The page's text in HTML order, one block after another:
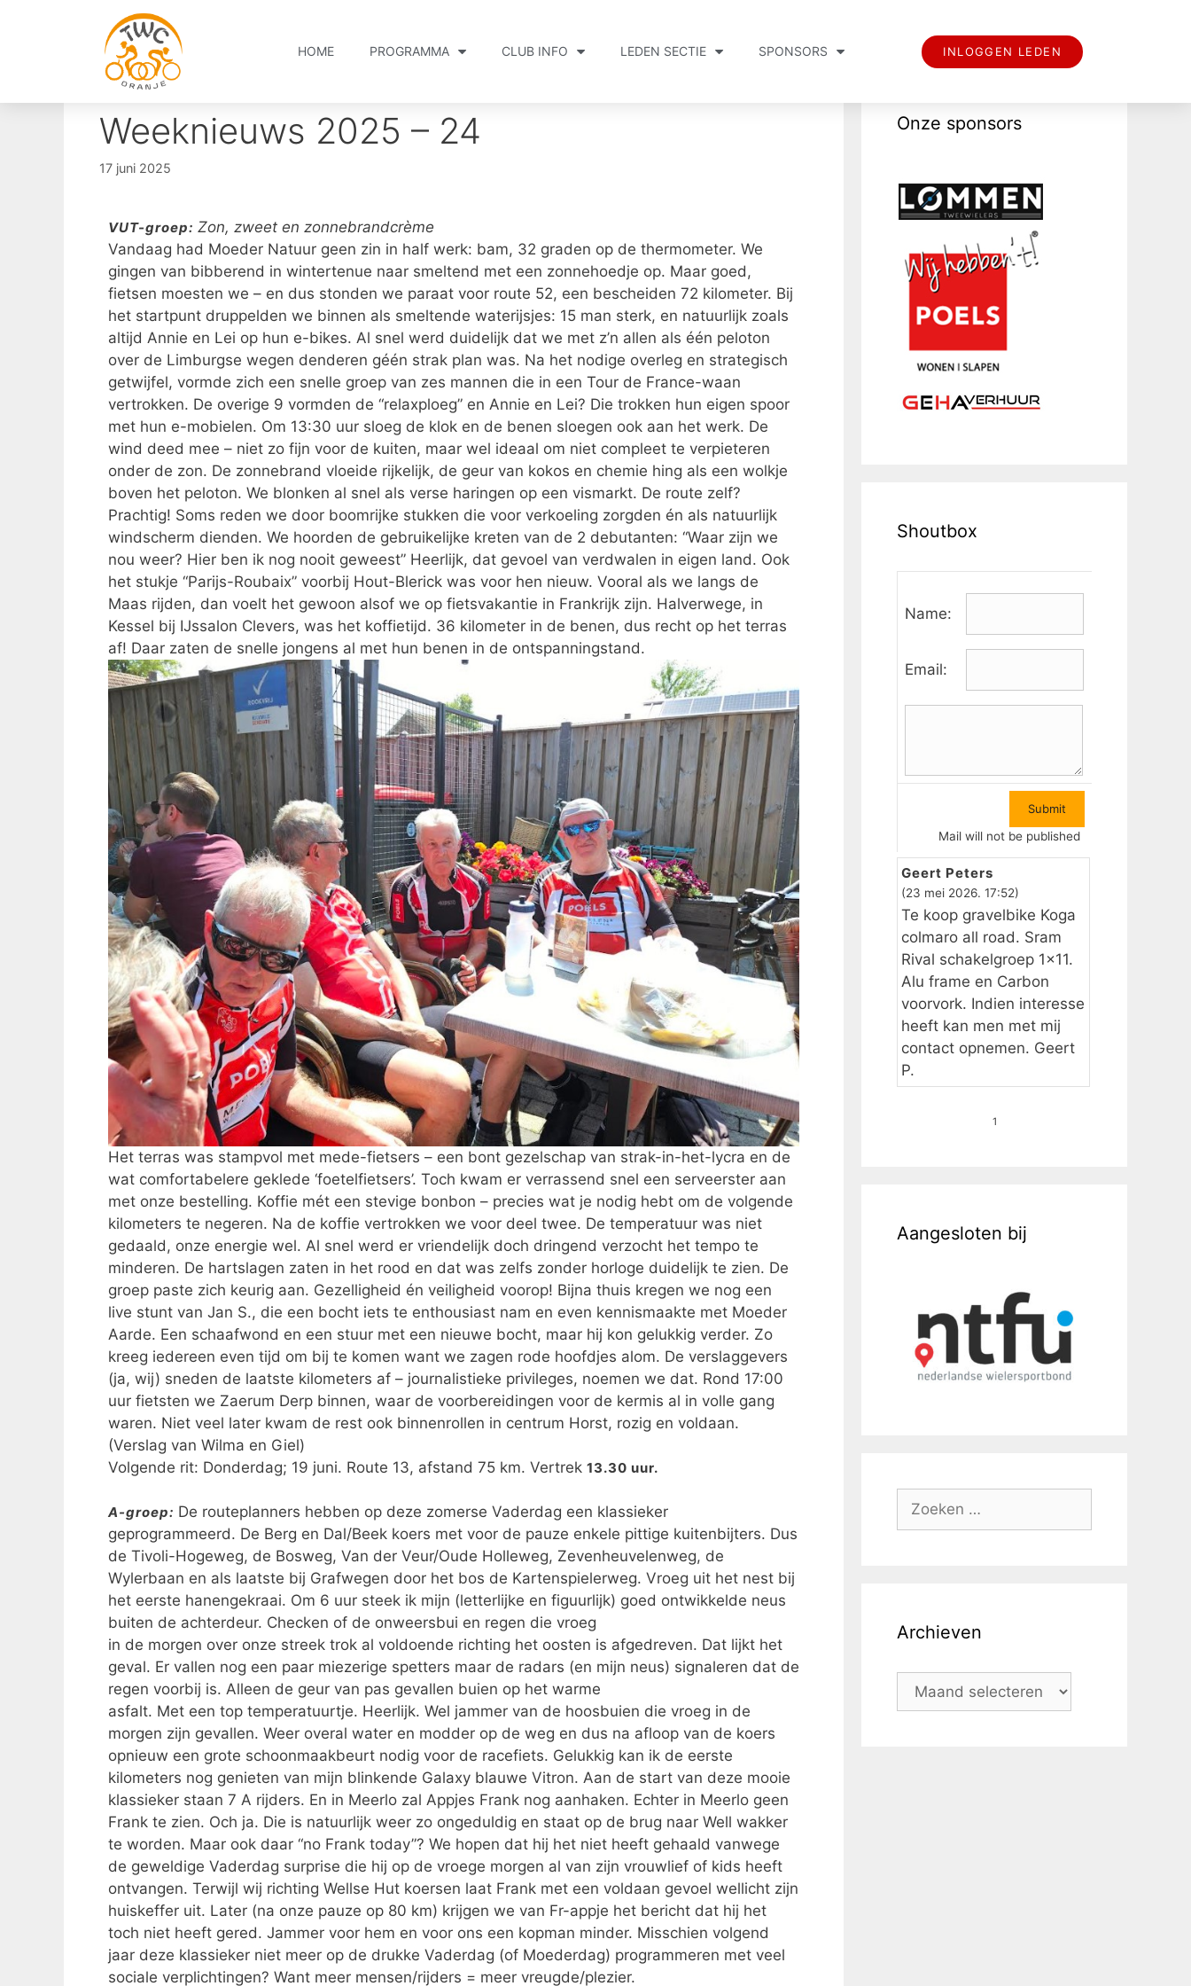
HOME PROGRAMMA CLUB INFO LEDEN SECTIE SPONSORS INLOGGEN LEDEN
Weeknieuws 2025 – 24
17 juni 2025
VUT-groep: Zon, zweet en zonnebrandcrème
Vandaag had Moeder Natuur geen zin in half werk: bam, 32 graden op de thermometer. We
gingen van bibberend in wintertenue naar smeltend met een zonnehoedje op. Maar goed,
fietsen moesten we – en dus stonden we paraat voor route 52, een bescheiden 72 kilometer. Bij
het startpunt druppelden we binnen als smeltende waterijsjes: 15 man sterk, en natuurlijk zoals
altijd Annie en Lei op hun e-bikes. Al snel werd duidelijk dat we met z’n allen als één peloton
over de Limburgse wegen denderen géén strak plan was. Na het nodige overleg en strategisch
getwijfel, vormde zich een snelle groep van zes mannen die in een Tour de France-waan
vertrokken. De overige 9 vormden de “relaxploeg” en Annie en Lei? Die trokken hun eigen spoor
met hun e-mobielen. Om 13:30 uur sloeg de klok en de benen sloegen ook aan het werk. De
wind deed mee – niet zo fijn voor de kuiten, maar wel ideaal om niet compleet te verpieteren
onder de zon. De zonnebrand vloeide rijkelijk, de geur van kokos en chemie hing als een wolkje
boven het peloton. We blonken al snel als verse haringen op een vismarkt. De route zelf?
Prachtig! Soms reden we door boomrijke stukken die voor verkoeling zorgden én als natuurlijk
windscherm dienden. We hoorden de gebruikelijke kreten van de 2 debutanten: “Waar zijn we
nou weer? Hier ben ik nog nooit geweest” Heerlijk, dat gevoel van verdwalen in eigen land. Ook
het stukje “Parijs-Roubaix” voorbij Hout-Blerick was voor hen nieuw. Vooral als we langs de
Maas rijden, dan voelt het gewoon alsof we op fietsvakantie in Frankrijk zijn. Halverwege, in
Kessel bij IJssalon Clevers, was het koffietijd. 36 kilometer in de benen, dus recht op het terras
af! Daar zaten de snelle jongens al met hun benen in de ontspanningstand.
Het terras was stampvol met mede-fietsers – een bont gezelschap van strak-in-het-lycra en de
wat comfortabelere geklede ‘foetelfietsers’. Toch kwam er verrassend snel een serveerster aan
met onze bestelling. Koffie mét een stevige bonbon – precies wat je nodig hebt om de volgende
kilometers te negeren. Na de koffie vertrokken we voor deel twee. De temperatuur was niet
gedaald, onze energie wel. Al snel werd er vriendelijk doch dringend verzocht het tempo te
minderen. De hartslagen zaten in het rood en dat was zelfs zonder horloge duidelijk te zien. De
groep paste zich keurig aan. Gezelligheid én veiligheid voorop! Bijna thuis kregen we nog een
live stunt van Jan S., die een bocht iets te enthousiast nam en even kennismaakte met Moeder
Aarde. Een schaafwond en een stuur met een nieuwe bocht, maar hij kon gelukkig verder. Zo
kreeg iedereen even tijd om bij te komen want we zagen rode hoofdjes alom. De verslaggevers
(ja, wij) sneden de laatste kilometers af – journalistieke privileges, noemen we dat. Rond 17:00
uur fietsten we Zaerum Derp binnen, waar de voorbereidingen voor de kermis al in volle gang
waren. Niet veel later kwam de rest ook binnenrollen in centrum Horst, rozig en voldaan.
(Verslag van Wilma en Giel)
Volgende rit: Donderdag; 19 juni. Route 13, afstand 75 km. Vertrek 13.30 uur.
A-groep: De routeplanners hebben op deze zomerse Vaderdag een klassieker
geprogrammeerd. De Berg en Dal/Beek koers met voor de pauze enkele pittige kuitenbijters. Dus
de Tivoli-Hogeweg, de Bosweg, Van der Veur/Oude Holleweg, Zevenheuvelenweg, de
Wylerbaan en als laatste bij Grafwegen door het bos de Kartenspielerweg. Vroeg uit het nest bij
het eerste hanengekraai. Om 6 uur steek ik mijn (letterlijke en figuurlijk) goed ontwikkelde neus
buiten de achterdeur. Checken of de onweersbui en regen die vroeg
in de morgen over onze streek trok al voldoende richting het oosten is afgedreven. Dat lijkt het
geval. Er vallen nog een paar miezerige spetters maar de radars (en mijn neus) signaleren dat de
regen voorbij is. Alleen de geur van pas gevallen buien op het warme
asfalt. Met een top temperatuurtje. Heerlijk. Wel jammer van de hoosbuien die vroeg in de
morgen zijn gevallen. Weer overal water en modder op de weg en dus na afloop van de koers
opnieuw een grote schoonmaakbeurt nodig voor de racefiets. Gelukkig kan ik de eerste
kilometers nog genieten van mijn blinkende Galaxy blauwe Vitron. Aan de start van deze mooie
klassieker staan 7 A rijders. En in Meerlo zal Appjes Frank nog aanhaken. Echter in Meerlo geen
Frank te zien. Och ja. Die is natuurlijk weer zo ongeduldig en staat op de brug naar Well wakker
te worden. Maar ook daar “no Frank today”? We hopen dat hij het niet heeft gehaald vanwege
de geweldige Vaderdag surprise die hij op de vroege morgen al van zijn vrouwlief of kids heeft
ontvangen. Terwijl wij richting Wellse Hut koersen laat Frank met een voldaan gevoel wellicht zijn
huiskeffer uit. Later (na onze pauze op 80 km) krijgen we van Fr-appje het bericht dat hij het
toch niet heeft gered. Jammer voor hem en voor ons een kopman minder. Misschien volgend
jaar deze klassieker niet meer op de drukke Vaderdag (of Moederdag) programmeren met veel
sociale verplichtingen? Want meer mensen/rijders = meer vreugde/plezier.
Onze sponsors
Shoutbox
Name:
Email:
Mail will not be published
Geert Peters
(23 mei 2026. 17:52)
Te koop gravelbike Koga
colmaro all road. Sram
Rival schakelgroep 1×11.
Alu frame en Carbon
voorvork. Indien interesse
heeft kan men met mij
contact opnemen. Geert
P.
1
Aangesloten bij
Archieven